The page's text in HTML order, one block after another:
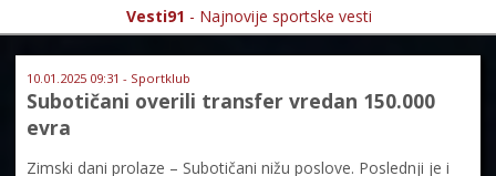
Vesti91 - Najnovije sportske vesti
10.01.2025 09:31 - Sportklub
Subotičani overili transfer vredan 150.000
evra
Zimski dani prolaze – Subotičani nižu poslove. Poslednji je i